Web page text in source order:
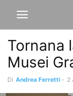
Tornana
Musei
Di Andrea Ferretti - 2